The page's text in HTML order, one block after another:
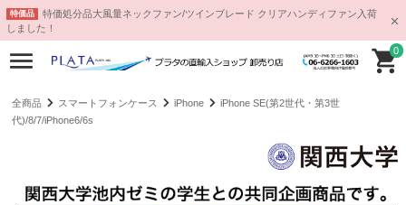
特価品
特価処分品大風量ネックファン/ツインブレード クリアハンディファン入荷
しました！
0
全商品 スマートフォンケース iPhone
iPhone SE(第2世代・第3世
代)/8/7/iPhone6/6s